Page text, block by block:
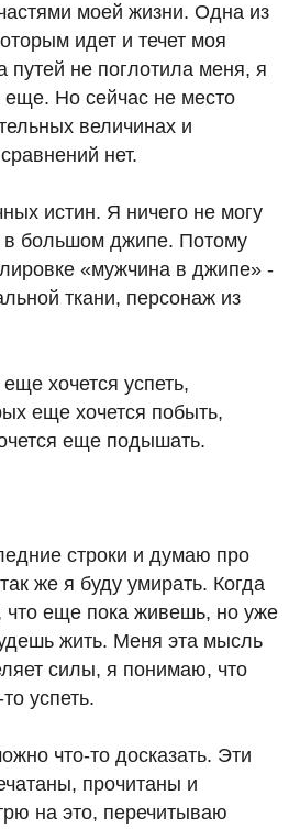
моей жизни. Одна из
идет и течет моя
путей не поглотила меня, я
еще. Но сейчас не место
величинах и
нет.
истин. Я ничего не могу
в большом джипе. Потому
«мужчина в джипе» -
ткани, персонаж из
хочется успеть,
еще хочется побыть,
еще подышать.
строки и думаю про
же я буду умирать. Когда
что еще пока живешь, но уже
жить. Меня эта мысль
силы, я понимаю, что
успеть.
что-то досказать. Эти
прочитаны и
на это, перечитываю